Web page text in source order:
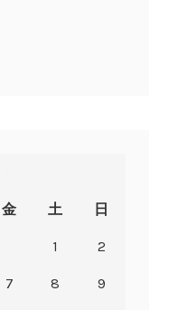
金 土 日
1 2
7 8 9